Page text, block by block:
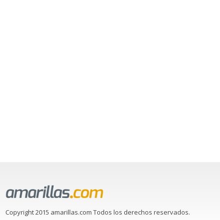
Copyright 2015 amarillas.com Todos los derechos reservados.